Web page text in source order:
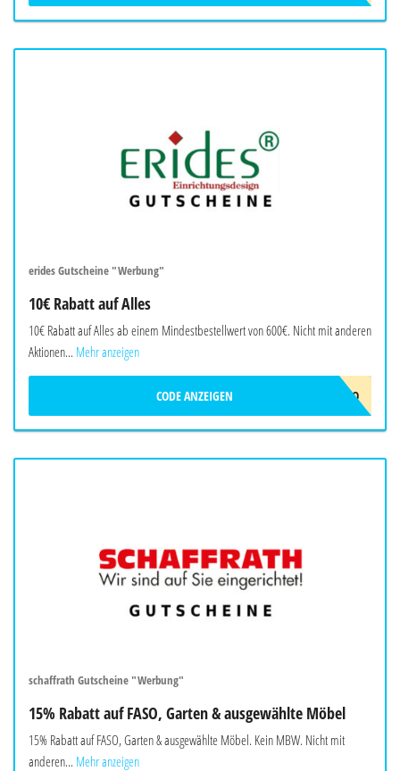
erides Gutscheine "Werbung"
10€ Rabatt auf Alles
10€ Rabatt auf Alles ab einem Mindestbestellwert von 600€. Nicht mit anderen
Aktionen... Mehr anzeigen
ERIDES-10EURO
CODE ANZEIGEN
schaffrath Gutscheine "Werbung"
15% Rabatt auf FASO, Garten & ausgewählte Möbel
15% Rabatt auf FASO, Garten & ausgewählte Möbel. Kein MBW. Nicht mit
anderen... Mehr anzeigen